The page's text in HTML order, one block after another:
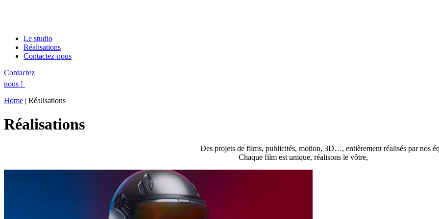
Le studio
Réalisations
Contactez-nous
Contactez
nous !
Home | Réalisations
Réalisations
Des projets de films, publicités, motion, 3D…, entièrement réalisés par nos
Chaque film est unique, réalisons le vôtre,